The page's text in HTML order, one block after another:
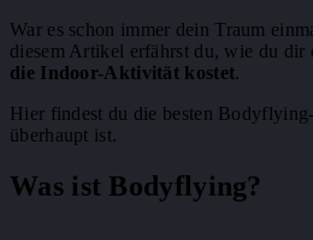
War es schon immer dein Traum
diesem Artikel erfährst du, wie du
die Indoor-Aktivität kostet.
Hier findest du die besten
überhaupt ist.
Was ist Bodyflying?